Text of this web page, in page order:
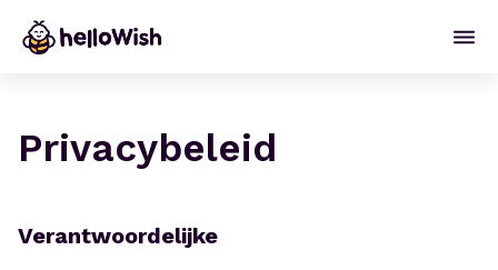
Privacybeleid
Verantwoordelijke